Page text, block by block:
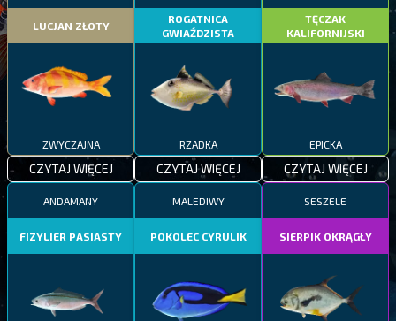
LUCJAN ZŁOTY
ZWYCZAJNA
CZYTAJ WIĘCEJ
ROGATNICA
GWIAŹDZISTA
RZADKA
CZYTAJ WIĘCEJ
TĘCZAK
KALIFORNIJSKI
EPICKA
CZYTAJ WIĘCEJ
ANDAMANY
FIZYLIER PASIASTY
MALEDIWY
POKOLEC CYRULIK
SESZELE
SIERPIK OKRĄGŁY